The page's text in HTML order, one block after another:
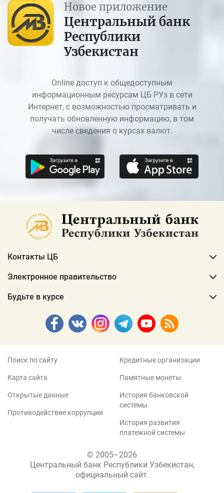
Новое приложение
Центральный банк
Республики
Узбекистан
Online доступ к общедоступным
информационным ресурсам ЦБ РУз в сети
Интернет, с возможностью просматривать и
получать обновленную информацию, в том
числе сведения о курсах валют.
Контакты ЦБ
Электронное правительство
Будьте в курсе
Поиск по сайту
Карта сайта
Открытые данные
Противодействие коррупции
Кредитные организации
Памятные монеты
История банковской
системы
История развития
платежной системы
© 2005–2026
Центральный банк Республики Узбекистан,
официальный сайт.